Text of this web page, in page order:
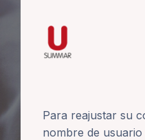
Para reajustar su
nombre de